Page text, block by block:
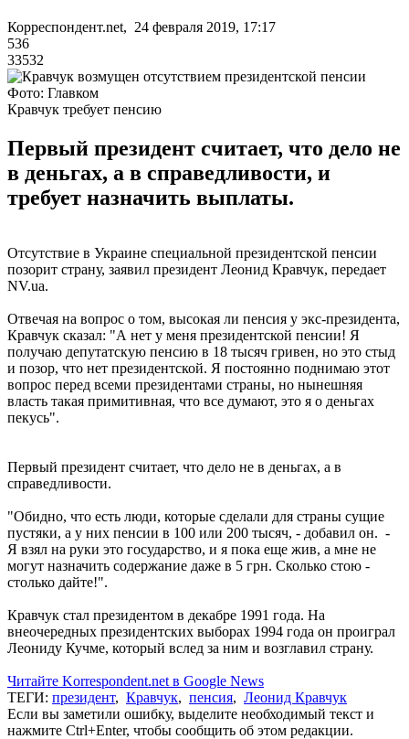
Корреспондент.net, 24 февраля 2019, 17:17
536
33532
Фото: Главком
Кравчук требует пенсию
Первый президент считает, что дело не
в деньгах, а в справедливости, и
требует назначить выплаты.
Отсутствие в Украине специальной президентской пенсии
позорит страну, заявил президент Леонид Кравчук, передает
NV.ua.
Отвечая на вопрос о том, высокая ли пенсия у экс-президента,
Кравчук сказал: "А нет у меня президентской пенсии! Я
получаю депутатскую пенсию в 18 тысяч гривен, но это стыд
и позор, что нет президентской. Я постоянно поднимаю этот
вопрос перед всеми президентами страны, но нынешняя
власть такая примитивная, что все думают, это я о деньгах
пекусь".
Первый президент считает, что дело не в деньгах, а в
справедливости.
"Обидно, что есть люди, которые сделали для страны сущие
пустяки, а у них пенсии в 100 или 200 тысяч, - добавил он. -
Я взял на руки это государство, и я пока еще жив, а мне не
могут назначить содержание даже в 5 грн. Сколько стою -
столько дайте!".
Кравчук стал президентом в декабре 1991 года. На
внеочередных президентских выборах 1994 года он проиграл
Леониду Кучме, который вслед за ним и возглавил страну.
Читайте Korrespondent.net в Google News
ТЕГИ: президент, Кравчук, пенсия, Леонид Кравчук
Если вы заметили ошибку, выделите необходимый текст и
нажмите Ctrl+Enter, чтобы сообщить об этом редакции.